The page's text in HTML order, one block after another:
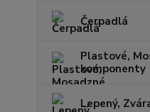
Čerpadlá
Plastové,
komponenty
Lepený,